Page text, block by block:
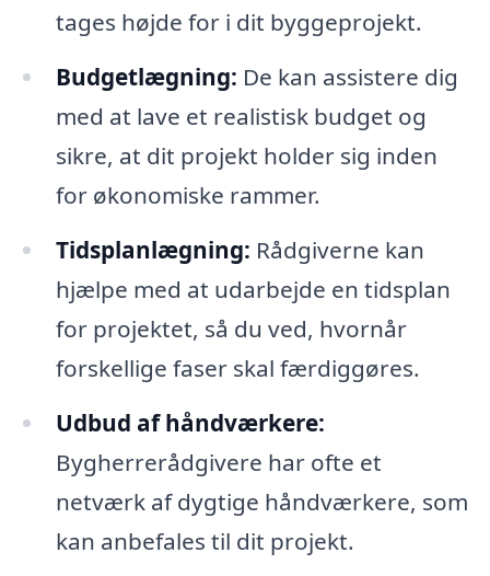
tages højde for i dit byggeprojekt.
Budgetlægning: De kan assistere dig
med at lave et realistisk budget og
sikre, at dit projekt holder sig inden
for økonomiske rammer.
Tidsplanlægning: Rådgiverne kan
hjælpe med at udarbejde en tidsplan
for projektet, så du ved, hvornår
forskellige faser skal færdiggøres.
Udbud af håndværkere:
Bygherrerådgivere har ofte et
netværk af dygtige håndværkere, som
kan anbefales til dit projekt.